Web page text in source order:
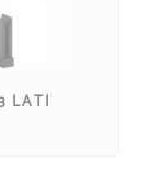
LATI